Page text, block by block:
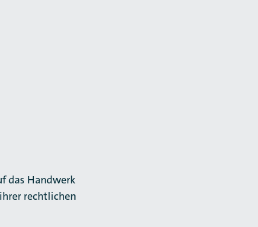
das Handwerk
rechtlichen